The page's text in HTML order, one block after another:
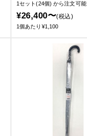
1セット(24個)から注文可能
¥26,400〜(税込)
1個あたり¥1,100